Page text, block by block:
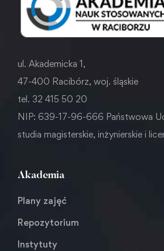
ul. Akademicka 1,
47-400 Racibórz, woj. śląskie
tel. 32 415 50 20
NIP: 639-17-96-666 Państwowa
studia magisterskie, inżynierskie i
Akademia
Plany zajęć
Repozytorium
Instytuty